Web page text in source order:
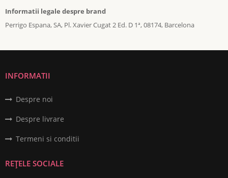
Informatii legale despre brand
Perrigo Espana, SA, Pl. Xavier Cugat 2 Ed. D 1ª, 08174, Barcelona
INFORMATII
Despre noi
Despre livrare
Termeni si conditii
REȚELE SOCIALE